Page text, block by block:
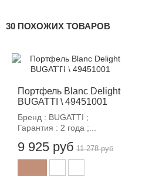
30 ПОХОЖИХ ТОВАРОВ
Портфель Blanc Delight
BUGATTI \ 49451001
Бренд : BUGATTI ;
Гарантия : 2 года ;...
9 925 руб
-12%
11 278 руб